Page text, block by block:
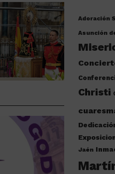
Adoración
Asunción
Christi
Jaén